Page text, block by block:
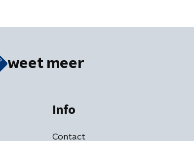
weet meer
Info
Contact